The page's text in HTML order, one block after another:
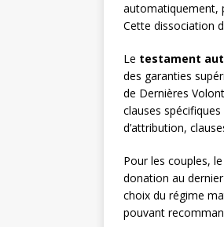
automatiquement,
Cette dissociation
Le testament
des garanties
de Dernières
clauses
d’attribution,
Pour les couples,
donation au
choix du régime
pouvant